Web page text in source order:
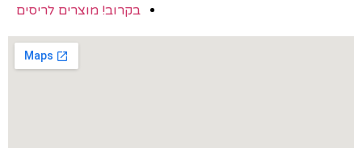
בקרוב! מוצרים לריסים